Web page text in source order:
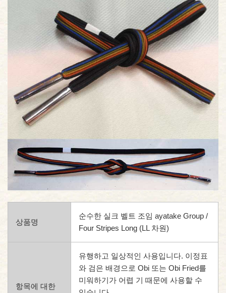
상품명
순수한 실크 벨트 조임 ayatake Group /
Four Stripes Long (LL 차원)
항목에 대한
유행하고 일상적인 사용입니다. 이정표
와 검은 배경으로 Obi 또는 Obi Fried를
미워하기가 어렵 기 때문에 사용할 수